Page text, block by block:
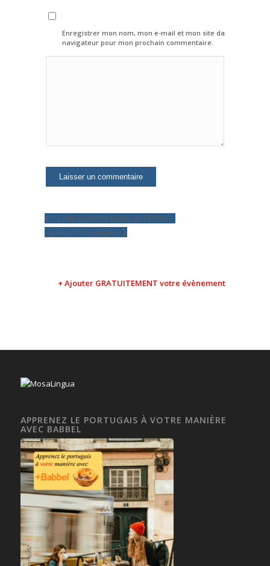
Enregistrer mon nom, mon e-mail et mon site dans le
navigateur pour mon prochain commentaire.
La fête de Notre Dame de FATIMA
José CRUZ à Angers
+ Ajouter GRATUITEMENT votre évènement
APPRENEZ LE PORTUGAIS À VOTRE MANIÈRE
AVEC BABBEL